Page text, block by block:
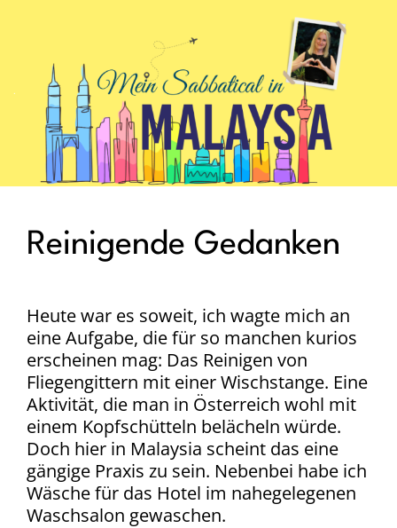
.
Reinigende Gedanken
Heute war es soweit, ich wagte mich an
eine Aufgabe, die für so manchen kurios
erscheinen mag: Das Reinigen von
Fliegengittern mit einer Wischstange. Eine
Aktivität, die man in Österreich wohl mit
einem Kopfschütteln belächeln würde.
Doch hier in Malaysia scheint das eine
gängige Praxis zu sein. Nebenbei habe ich
Wäsche für das Hotel im nahegelegenen
Waschsalon gewaschen.